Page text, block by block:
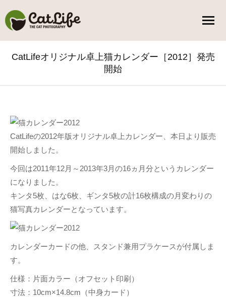
CatLifeオリジナル卓上猫カレンダー［2012］発売
開始
CatLifeの2012年版オリジナル卓上カレンダー、本日より販売
開始しました。
今回は2011年12月～2013年3月の16ヵ月分というカレンダー
になりました。
キンタ5枚、はな6枚、ギンタ5枚の計16枚構成の月変わりの
猫写真カレンダーとなっています。
カレンダーカードの他、スタンド兼用プラケースが付属しま
す。
仕様：片面カラー（オフセット印刷）
寸法：10cm×14.8cm（中身カード）